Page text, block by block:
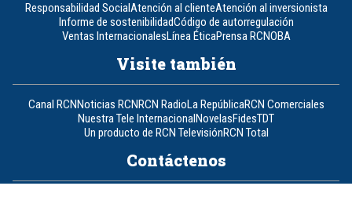
Responsabilidad SocialAtención al clienteAtención al inversionista
Informe de sostenibilidadCódigo de autorregulación
Ventas InternacionalesLínea ÉticaPrensa RCNOBA
Visite también
Canal RCNNoticias RCNRCN RadioLa RepúblicaRCN Comerciales
Nuestra Tele InternacionalNovelasFidesTDT
Un producto de RCN TelevisiónRCN Total
Contáctenos